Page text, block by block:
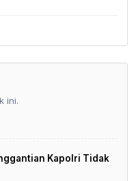
ini.
Kapolri Tidak